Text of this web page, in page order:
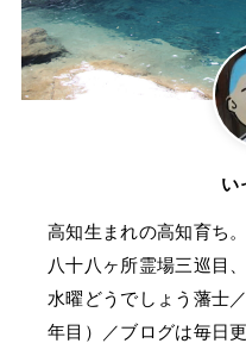
い
高知生まれの高知育ち
八十八ヶ所霊場三巡目
水曜どうでしょう藩士
年目）／ブログは毎日